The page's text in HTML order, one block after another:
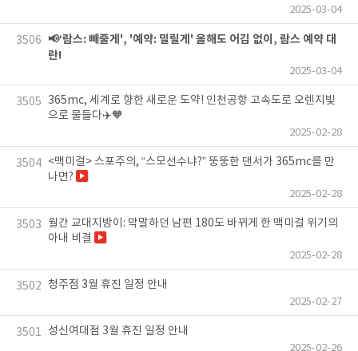
2025-03-04
3506
📢‘람스: 빼줄게', '예약: 밀릴게' 올해도 어김 없이, 람스 예약 대
란!
2025-03-04
3505
365mc, 세계로 향한 새로운 도약! 인천공항 고속도로 오렌지빛
으로 물들다✈️🧡
2025-02-28
3504 <맥미걸> 스포주의, “스모선수냐?” 뚱뚱한 댄서가 365mc를 만
나면?
2025-02-28
3503
월간 교대지방이: 막말하던 남편 180도 바뀌게 한 맥미걸 위기의
아내 비결
2025-02-28
3502 청주점 3월 휴진 일정 안내
2025-02-27
3501 성신여대점 3월 휴진 일정 안내
2025-02-26